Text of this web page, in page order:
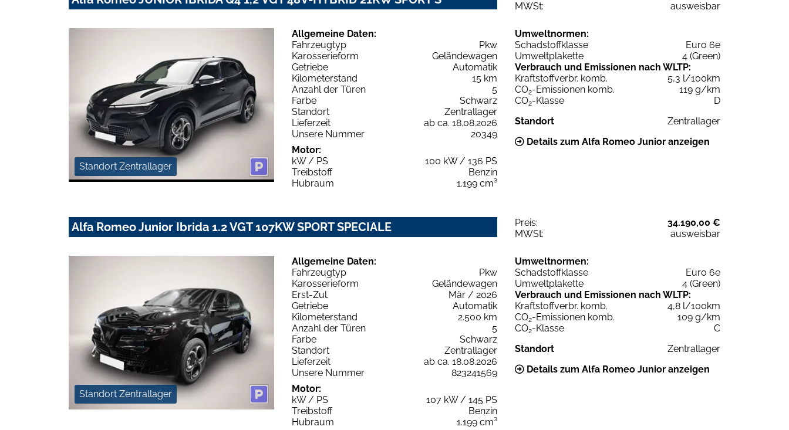
MWSt:
ausweisbar
Standort Zentrallager
Allgemeine Daten:
Fahrzeugtyp
Pkw
Karosserieform
Geländewagen
Getriebe
Automatik
Kilometerstand
15 km
Anzahl der Türen
5
Farbe
Schwarz
Standort
Zentrallager
Lieferzeit
ab ca. 18.08.2026
Unsere Nummer
20349
Motor:
kW / PS
100 kW / 136 PS
Treibstoff
Benzin
Hubraum
1.199 cm³
Umweltnormen:
Schadstoffklasse
Euro 6e
Umweltplakette
4 (Green)
Verbrauch und Emissionen nach WLTP:
Kraftstoffverbr. komb.
5,3 l/100km
CO2-Emissionen komb.
119 g/km
CO2-Klasse
D
Standort
Zentrallager
Details zum Alfa Romeo Junior anzeigen
Alfa Romeo Junior Ibrida 1.2 VGT 107KW SPORT SPECIALE Preis:
34.190,00 €
MWSt:
ausweisbar
Standort Zentrallager
Allgemeine Daten:
Fahrzeugtyp
Pkw
Karosserieform
Geländewagen
Erst-Zul.
Mär / 2026
Getriebe
Automatik
Kilometerstand
2.500 km
Anzahl der Türen
5
Farbe
Schwarz
Standort
Zentrallager
Lieferzeit
ab ca. 18.08.2026
Unsere Nummer
823241569
Motor:
kW / PS
107 kW / 145 PS
Treibstoff
Benzin
Hubraum
1.199 cm³
Umweltnormen:
Schadstoffklasse
Euro 6e
Umweltplakette
4 (Green)
Verbrauch und Emissionen nach WLTP:
Kraftstoffverbr. komb.
4,8 l/100km
CO2-Emissionen komb.
109 g/km
CO2-Klasse
C
Standort
Zentrallager
Details zum Alfa Romeo Junior anzeigen